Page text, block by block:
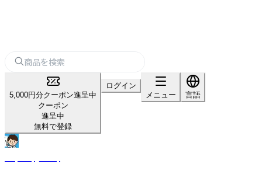
5,000円分クーポン進呈中
クーポン
進呈中
無料で登録
ログイン
メニュー
言語